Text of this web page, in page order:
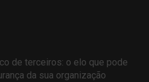
de terceiros: o elo que pode
da sua organização